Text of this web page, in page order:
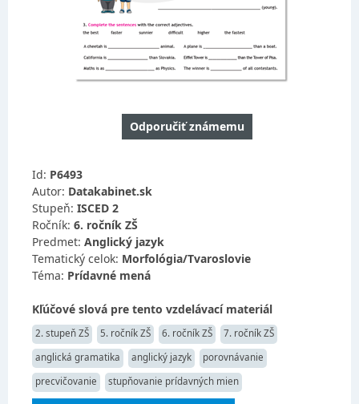
Odporučiť známemu
Id: P6493
Autor: Datakabinet.sk
Stupeň: ISCED 2
Ročník: 6. ročník ZŠ
Predmet: Anglický jazyk
Tematický celok: Morfológia/Tvaroslovie
Téma: Prídavné mená
Kľúčové slová pre tento vzdelávací materiál
2. stupeň ZŠ 5. ročník ZŠ 6. ročník ZŠ
7. ročník ZŠ
anglická gramatika
anglický jazyk
porovnávanie
precvičovanie
stupňovanie prídavných mien